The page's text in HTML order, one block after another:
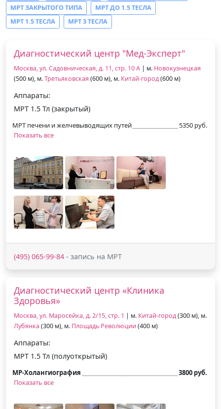
МРТ ЗАКРЫТОГО ТИПА
МРТ ДО 1.5 ТЕСЛА
МРТ 1.5 ТЕСЛА
МРТ 3 ТЕСЛА
Диагностический центр "Мед-Эксперт"
Москва, ул. Садовническая, д. 11, стр. 10 А | м. Новокузнецкая
(500 м), м.Третьяковская (600 м), м. Китай-город(600 м)
Аппараты:
МРТ 1.5 Тл (закрытый)
МРТ печени и желчевыводящих путей
5350 руб.
Показать все
(495) 065-99-84 - запись на МРТ
Диагностический центр «Клиника
Здоровья»
Москва, ул. Маросейка, д. 2/15, стр. 1 | м. Китай-город(300 м), м.
Лубянка (300 м), м. Площадь Революции (400 м)
Аппараты:
МРТ 1.5 Тл (полуоткрытый)
МР-Холангиография
3800 руб.
Показать все